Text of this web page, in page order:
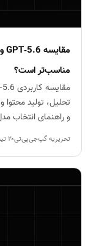
مناسب‌تر است؟
تحلیل، تولید محتوا
و راهنمای انتخاب
تحریریه گپ‌جی‌پی‌تی۲۰ تیر ۱۴۰۵